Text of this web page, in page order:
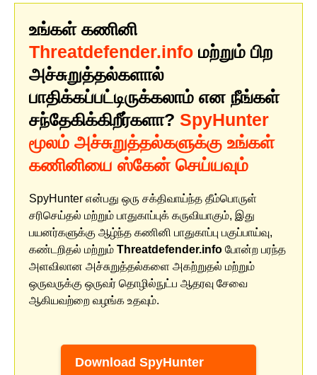
உங்கள் கணினி
Threatdefender.info மற்றும் பிற
அச்சுறுத்தல்களால்
பாதிக்கப்பட்டிருக்கலாம் என நீங்கள்
சந்தேகிக்கிறீர்களா? SpyHunter
மூலம் அச்சுறுத்தல்களுக்கு உங்கள்
கணினியை ஸ்கேன் செய்யவும்
SpyHunter என்பது ஒரு சக்திவாய்ந்த தீம்பொருள்
சரிசெய்தல் மற்றும் பாதுகாப்புக் கருவியாகும், இது
பயனர்களுக்கு ஆழ்ந்த கணினி பாதுகாப்பு பகுப்பாய்வு,
கண்டறிதல் மற்றும் Threatdefender.info போன்ற பரந்த
அளவிலான அச்சுறுத்தல்களை அகற்றுதல் மற்றும்
ஒருவருக்கு ஒருவர் தொழில்நுட்ப ஆதரவு சேவை
ஆகியவற்றை வழங்க உதவும்.
Download SpyHunter